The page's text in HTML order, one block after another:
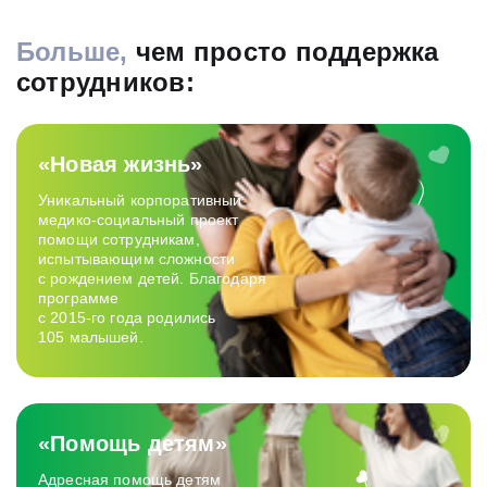
Больше, чем просто поддержка
сотрудников:
«Новая жизнь»
Уникальный корпоративный
медико‑социальный проект
помощи сотрудникам,
испытывающим сложности
с рождением детей. Благодаря
программе
с 2015-го года родились
105 малышей.
«Помощь детям»
Адресная помощь детям